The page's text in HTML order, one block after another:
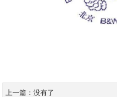
上一篇：没有了